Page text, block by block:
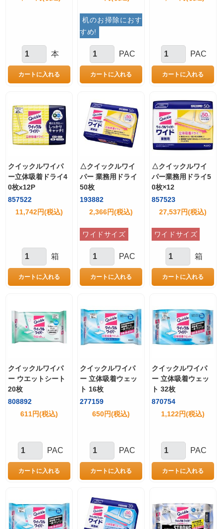
本
机のお掃除におす
すめ!
PAC PAC
11,742円(税込)
857522
クイックルワイパ
ー立体吸着ドライ4
0枚x12P
箱
2,366円(税込)
193882
△クイックルワイ
パー 業務用ドライ
50枚
ワイドサイズ
PAC
27,537円(税込)
857523
△クイックルワイ
パー業務用ドライ5
0枚×12
ワイドサイズ
箱
611円(税込)
808892
クイックルワイパ
ー ウエットシート
20枚
PAC
650円(税込)
277159
クイックルワイパ
ー 立体吸着ウェッ
ト 16枚
PAC
1,122円(税込)
870754
クイックルワイパ
ー 立体吸着ウェッ
ト 32枚
PAC